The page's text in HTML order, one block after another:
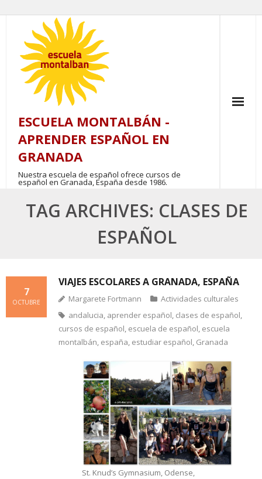
content
ESCUELA MONTALBÁN -
APRENDER ESPAÑOL EN
GRANADA
Nuestra escuela de español ofrece cursos de
español en Granada, España desde 1986.
TAG ARCHIVES: CLASES DE
ESPAÑOL
VIAJES ESCOLARES A GRANADA, ESPAÑA
7
OCTUBRE Margarete Fortmann
Actividades culturales
andalucia, aprender español, clases de español,
cursos de español, escuela de español, escuela
montalbán, españa, estudiar español, Granada
St. Knud’s Gymnasium, Odense,